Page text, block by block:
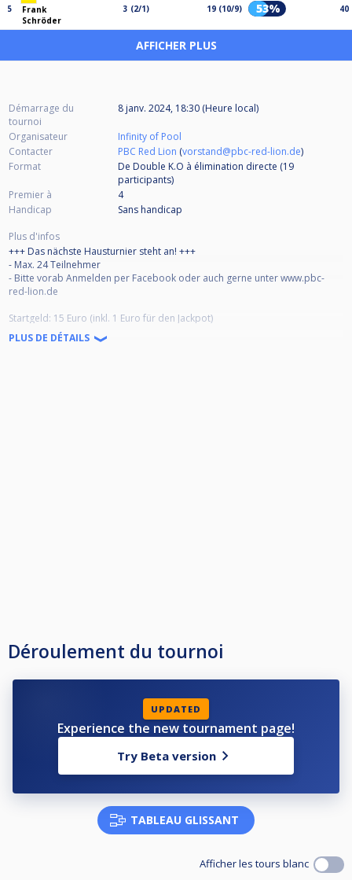
5
Frank
Schröder
3 (2/1) 19 (10/9) 53% 40
AFFICHER PLUS
Démarrage du
tournoi
8 janv. 2024, 18:30 (Heure local)
Organisateur
Infinity of Pool
Contacter
PBC Red Lion (vorstand@pbc-red-lion.de)
Format
De Double K.O à élimination directe (19
participants)
Premier à
4
Handicap
Sans handicap
Plus d'infos
+++ Das nächste Hausturnier steht an! +++
- Max. 24 Teilnehmer
- Bitte vorab Anmelden per Facebook oder auch gerne unter www.pbc-
red-lion.de
Startgeld: 15 Euro (inkl. 1 Euro für den Jackpot)
Der Modus:
Wie immer spielen wir 9-Ball im Doppel-KO-Modus bis Viertelfinale.
PLUS DE DÉTAILS
Déroulement du tournoi
UPDATED
Experience the new tournament page!
Try Beta version
TABLEAU GLISSANT
Afficher les tours blanc